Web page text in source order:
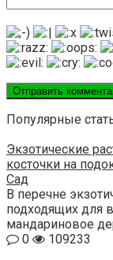
Популярные
Экзотические
косточки на
Сад
В перечне
подходящих для
мандариновое
0
109233